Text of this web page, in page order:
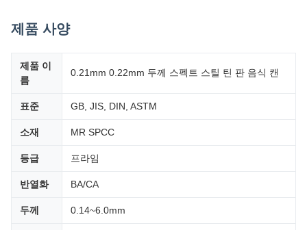
제품 사양
제품 이
름
0.21mm 0.22mm 두께 스펙트 스틸 틴 판 음식 캔
표준 GB, JIS, DIN, ASTM
소재 MR SPCC
등급 프라임
반열화 BA/CA
두께 0.14~6.0mm